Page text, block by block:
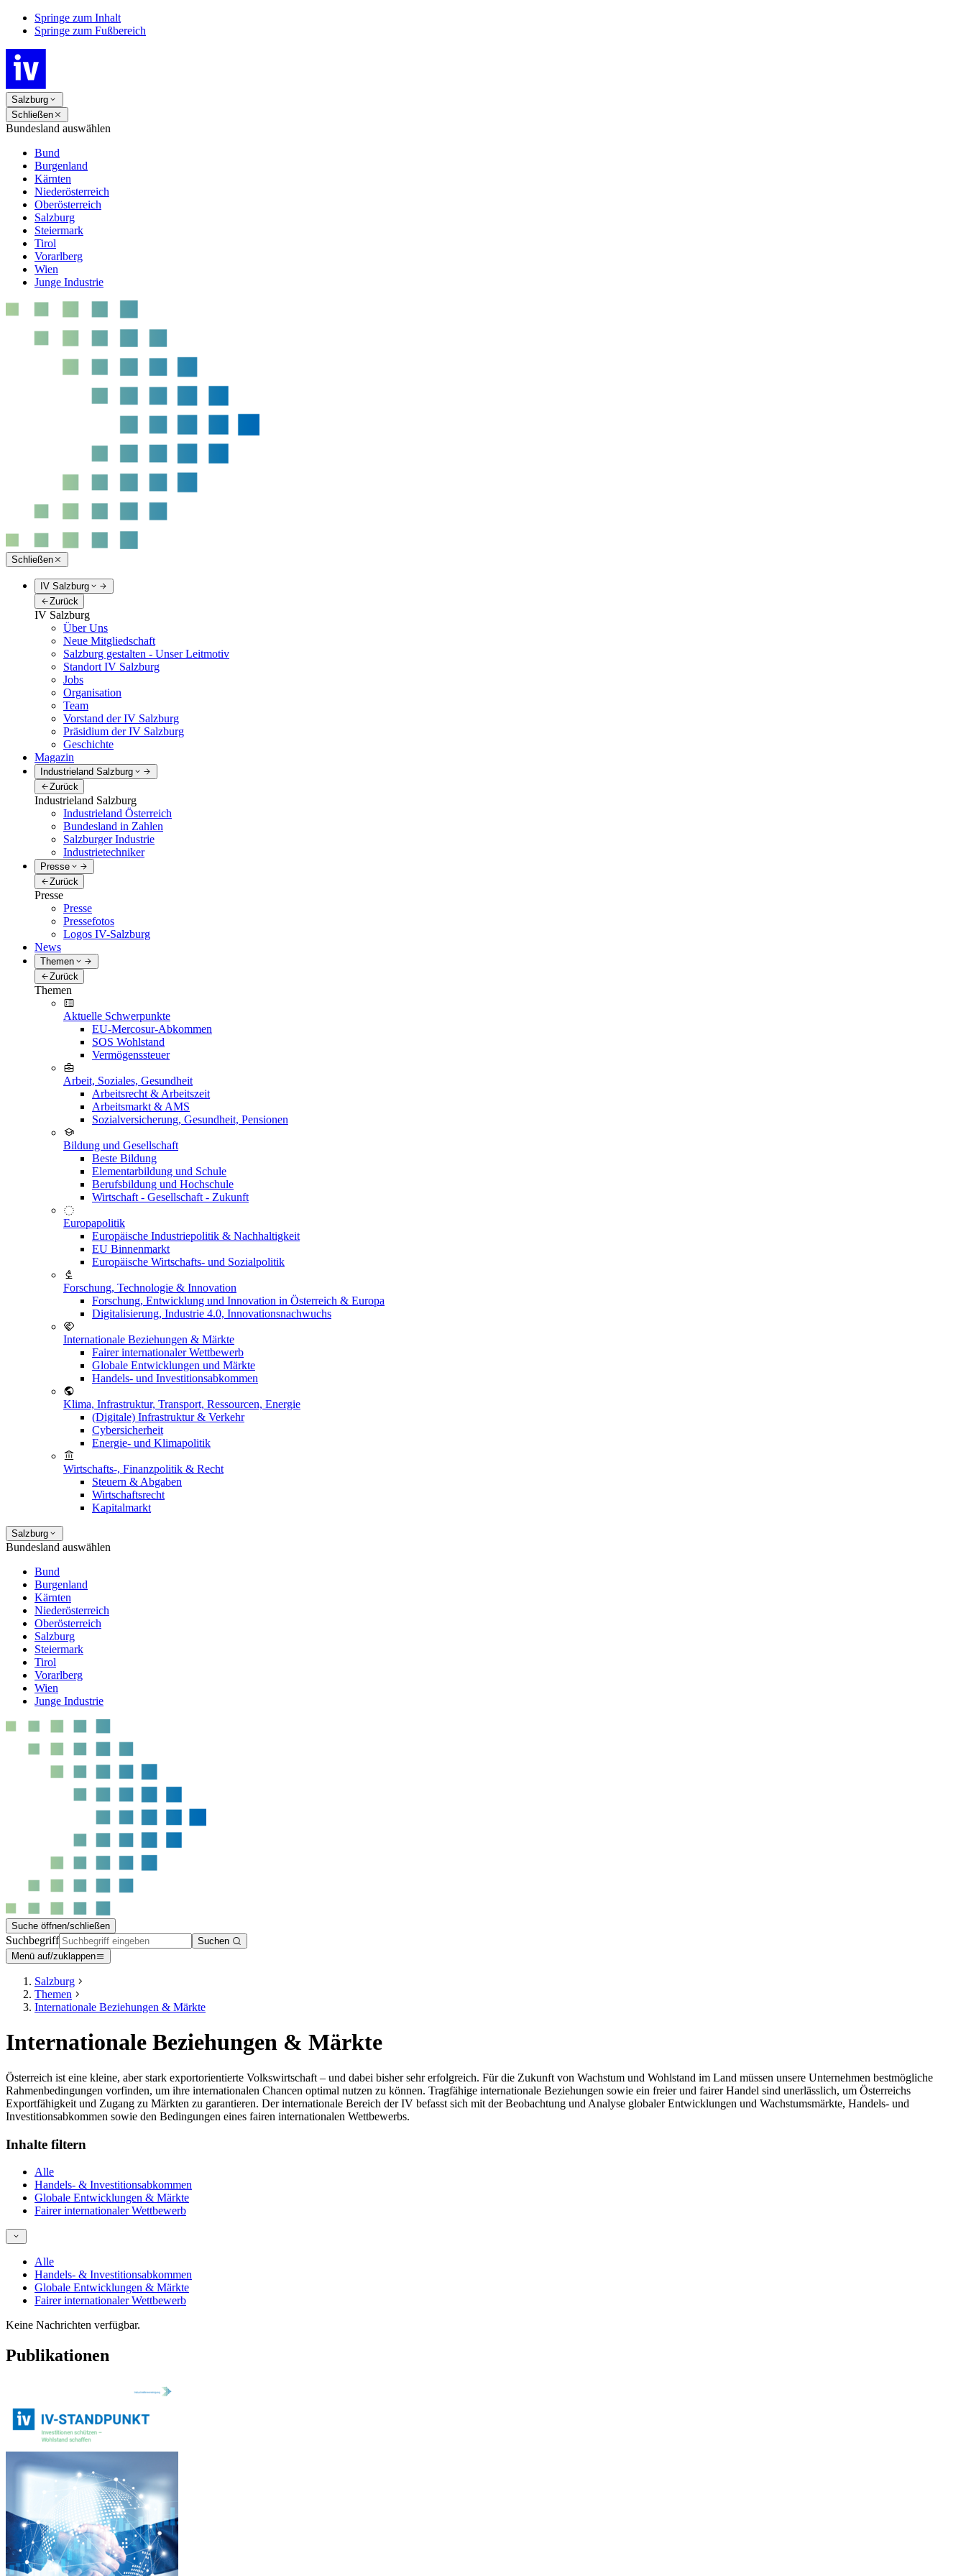
Springe zum Inhalt
Springe zum Fußbereich
Salzburg
Schließen
Bundesland auswählen
Bund
Burgenland
Kärnten
Niederösterreich
Oberösterreich
Salzburg
Steiermark
Tirol
Vorarlberg
Wien
Junge Industrie
Schließen
IV Salzburg
Zurück
IV Salzburg
Über Uns
Neue Mitgliedschaft
Salzburg gestalten - Unser Leitmotiv
Standort IV Salzburg
Jobs
Organisation
Team
Vorstand der IV Salzburg
Präsidium der IV Salzburg
Geschichte
Magazin
Industrieland Salzburg
Zurück
Industrieland Salzburg
Industrieland Österreich
Bundesland in Zahlen
Salzburger Industrie
Industrietechniker
Presse
Zurück
Presse
Presse
Pressefotos
Logos IV-Salzburg
News
Themen
Zurück
Themen
Aktuelle Schwerpunkte
EU-Mercosur-Abkommen
SOS Wohlstand
Vermögenssteuer
Arbeit, Soziales, Gesundheit
Arbeitsrecht & Arbeitszeit
Arbeitsmarkt & AMS
Sozialversicherung, Gesundheit, Pensionen
Bildung und Gesellschaft
Beste Bildung
Elementarbildung und Schule
Berufsbildung und Hochschule
Wirtschaft - Gesellschaft - Zukunft
Europapolitik
Europäische Industriepolitik & Nachhaltigkeit
EU Binnenmarkt
Europäische Wirtschafts- und Sozialpolitik
Forschung, Technologie & Innovation
Forschung, Entwicklung und Innovation in Österreich & Europa
Digitalisierung, Industrie 4.0, Innovationsnachwuchs
Internationale Beziehungen & Märkte
Fairer internationaler Wettbewerb
Globale Entwicklungen und Märkte
Handels- und Investitionsabkommen
Klima, Infrastruktur, Transport, Ressourcen, Energie
(Digitale) Infrastruktur & Verkehr
Cybersicherheit
Energie- und Klimapolitik
Wirtschafts-, Finanzpolitik & Recht
Steuern & Abgaben
Wirtschaftsrecht
Kapitalmarkt
Salzburg
Bundesland auswählen
Bund
Burgenland
Kärnten
Niederösterreich
Oberösterreich
Salzburg
Steiermark
Tirol
Vorarlberg
Wien
Junge Industrie
Suche öffnen/schließen
Suchbegriff
Suchen
Menü auf/zuklappen
Salzburg
Themen
Internationale Beziehungen & Märkte
Internationale Beziehungen & Märkte
Österreich ist eine kleine, aber stark exportorientierte Volkswirtschaft – und dabei bisher sehr erfolgreich. Für die Zukunft von Wachstum und Wohlstand im Land müssen unsere Unternehmen bestmögliche
Rahmenbedingungen vorfinden, um ihre internationalen Chancen optimal nutzen zu können. Tragfähige internationale Beziehungen sowie ein freier und fairer Handel sind unerlässlich, um Österreichs
Exportfähigkeit und Zugang zu Märkten zu garantieren. Der internationale Bereich der IV befasst sich mit der Beobachtung und Analyse globaler Entwicklungen und Wachstumsmärkte, Handels- und
Investitionsabkommen sowie den Bedingungen eines fairen internationalen Wettbewerbs.
Inhalte filtern
Alle
Handels- & Investitionsabkommen
Globale Entwicklungen & Märkte
Fairer internationaler Wettbewerb
Alle
Handels- & Investitionsabkommen
Globale Entwicklungen & Märkte
Fairer internationaler Wettbewerb
Keine Nachrichten verfügbar.
Publikationen